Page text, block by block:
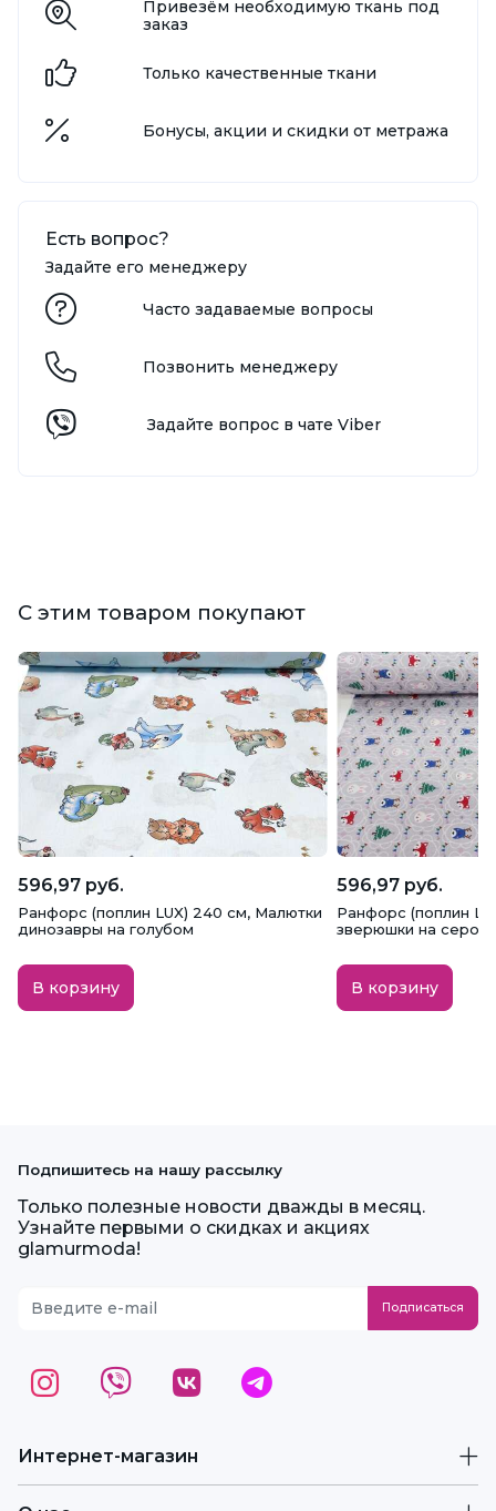
Привезём необходимую ткань под
заказ
Только качественные ткани
Бонусы, акции и скидки от метража
Есть вопрос?
Задайте его менеджеру
Часто задаваемые вопросы
Позвонить менеджеру
Задайте вопрос в чате Viber
С этим товаром покупают
596,97 руб.
Ранфорс (поплин LUX) 240 см, Малютки
динозавры на голубом
В корзину
596,97 руб.
Ранфорс (поплин
зверюшки на сером
В корзину
Интернет-магазин
Подпишитесь на нашу рассылку
Только полезные новости дважды в месяц.
Узнайте первыми о скидках и акциях
glamurmoda!